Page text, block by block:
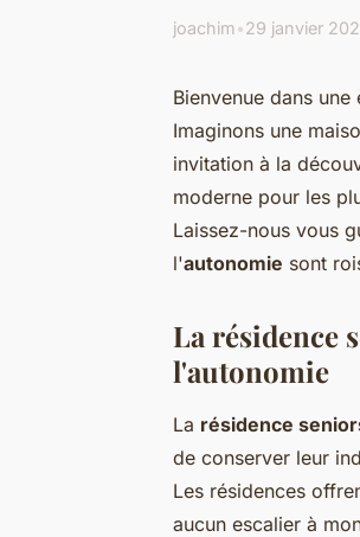
joachim•29 janvier
Bienvenue dans
Imaginons une
invitation à la
moderne pour les
Laissez-nous vous
l'autonomie sont
La résidence
l'autonomie
La résidence
de conserver leur
Les résidences
aucun escalier à